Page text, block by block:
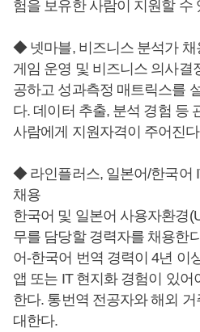
험을 보유한 사람이 지원할 수
◆ 넷마블, 비즈니스 분석가 채
게임 운영 및 비즈니스 의사결
공하고 성과측정 매트릭스를
다. 데이터 추출, 분석 경험 등
사람에게 지원자격이 주어진
◆ 라인플러스, 일본어/한국어
채용
한국어 및 일본어 사용자환경
무를 담당할 경력자를 채용한
어-한국어 번역 경력이 4년 이
앱 또는 IT 현지화 경험이 있
한다. 통번역 전공자와 해외
대한다.